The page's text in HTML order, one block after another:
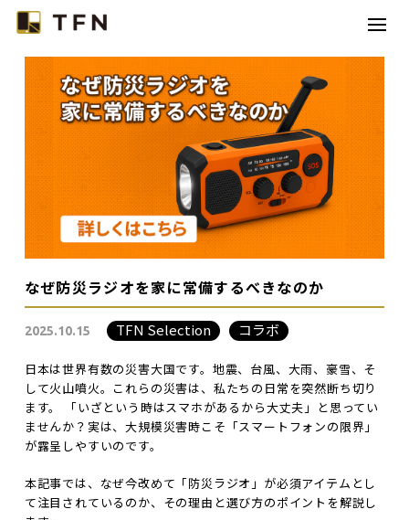
TFNとは
コラボレーション
カテゴリー
コラム
お問い合わせ
なぜ防災ラジオを家に常備するべきなのか
2025.10.15 TFN Selection コラボ
日本は世界有数の災害大国です。地震、台風、大雨、豪雪、そ
して火山噴火。これらの災害は、私たちの日常を突然断ち切り
ます。 「いざという時はスマホがあるから大丈夫」と思ってい
ませんか？実は、大規模災害時こそ「スマートフォンの限界」
が露呈しやすいのです。
本記事では、なぜ今改めて「防災ラジオ」が必須アイテムとし
て注目されているのか、その理由と選び方のポイントを解説し